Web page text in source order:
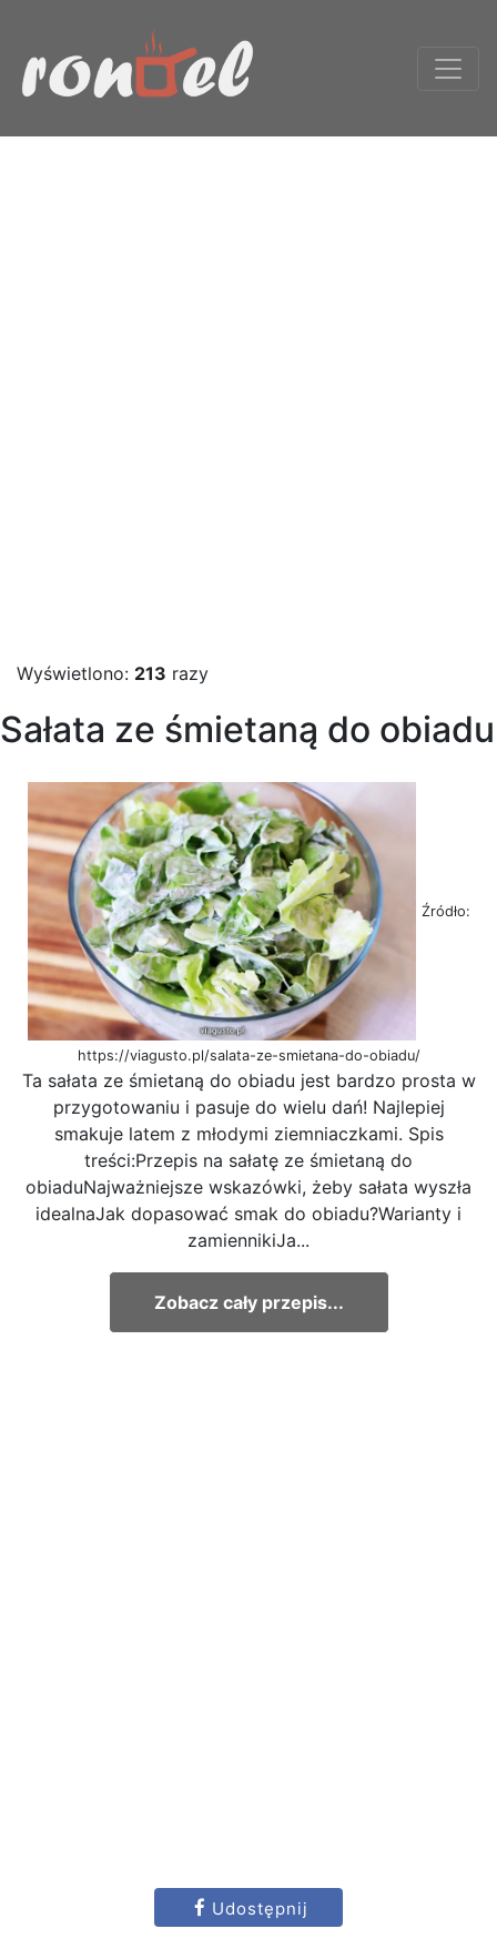
Wyświetlono: 213 razy
Sałata ze śmietaną do obiadu
Źródło:
https://viagusto.pl/salata-ze-smietana-do-obiadu/
Ta sałata ze śmietaną do obiadu jest bardzo prosta w
przygotowaniu i pasuje do wielu dań! Najlepiej
smakuje latem z młodymi ziemniaczkami. Spis
treści:Przepis na sałatę ze śmietaną do
obiaduNajważniejsze wskazówki, żeby sałata wyszła
idealnaJak dopasować smak do obiadu?Warianty i
zamiennikiJa...
Zobacz cały przepis...
Udostępnij